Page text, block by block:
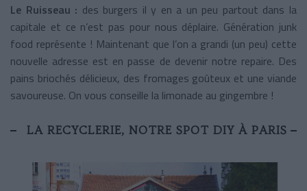
Le Ruisseau : des burgers il y en a un peu partout dans la
capitale et ce n’est pas pour nous déplaire. Génération junk
food représente ! Maintenant que l’on a grandi (un peu) cette
nouvelle adresse est en passe de devenir notre repaire. Des
pains briochés délicieux, des fromages goûteux et une viande
savoureuse. On vous conseille la limonade au gingembre !
LA RECYCLERIE, NOTRE SPOT DIY À PARIS